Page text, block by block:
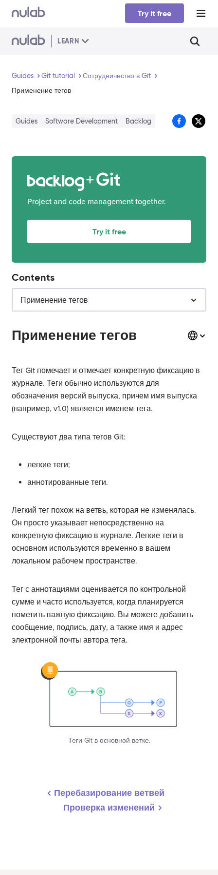
Skip to main content
Try it free
LEARN
Guides Git tutorial
Сотрудничество в Git
Применение тегов
Guides Software Development Backlog
Git
Project and code management together.
Try it free
Применение тегов
Тег Git помечает и отмечает конкретную фиксацию в
журнале. Теги обычно используются для
обозначения версий выпуска, причем имя выпуска
(например, v1.0) является именем тега.
Существуют два типа тегов Git:
легкие теги;
аннотированные теги.
Легкий тег похож на ветвь, которая не изменялась.
Он просто указывает непосредственно на
конкретную фиксацию в журнале. Легкие теги в
основном используются временно в вашем
локальном рабочем пространстве.
Тег с аннотациями оценивается по контрольной
сумме и часто используется, когда планируется
пометить важную фиксацию. Вы можете добавить
сообщение, подпись, дату, а также имя и адрес
электронной почты автора тега.
Теги Git в основной ветке.
Перебазирование ветвей
Проверка изменений
Contents
Применение тегов